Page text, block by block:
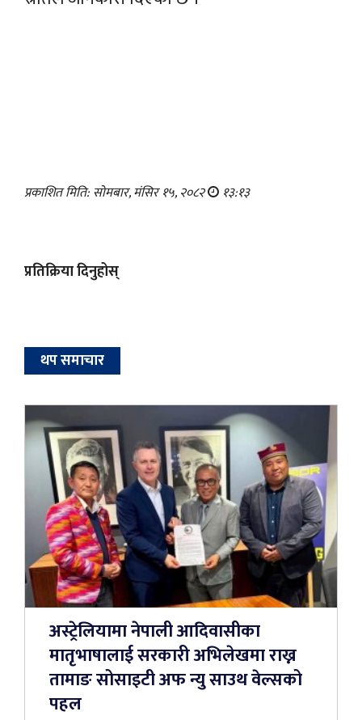
प्रकाशित मिति: सोमबार, मंसिर १५, २०८२ १३:१३
प्रतिक्रिया दिनुहोस्
थप समाचार
अस्ट्रेलियामा नेपाली आदिवासीका
मातृभाषालाई सरकारी अभिलेखमा राख्न
तामाङ सोसाइटी अफ न्यु साउथ वेल्सको
पहल